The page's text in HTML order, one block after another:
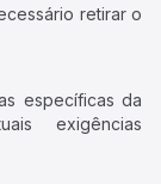
retirar o
específicas da
exigências